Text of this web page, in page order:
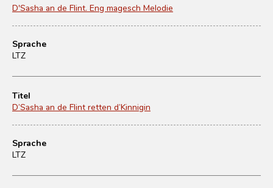
D'Sasha an de Flint. Eng magesch Melodie
Sprache
LTZ
Titel
D’Sasha an de Flint retten d’Kinnigin
Sprache
LTZ